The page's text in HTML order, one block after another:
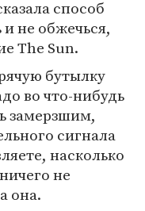
способ
и не обжечься,
The Sun.
бутылку
во что-нибудь
замерзшим,
сигнала
насколько
не
она.